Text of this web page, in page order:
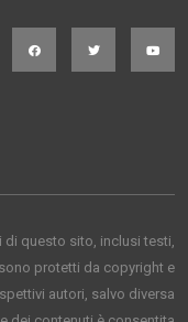
di questo sito, inclusi testi,
protetti da copyright e
autori, salvo diversa